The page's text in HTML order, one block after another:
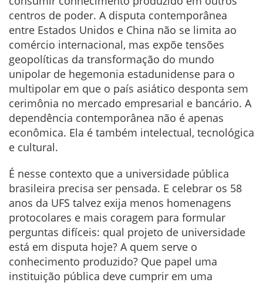
centros de poder. A disputa contemporânea
entre Estados Unidos e China não se limita ao
comércio internacional, mas expõe tensões
geopolíticas da transformação do mundo
unipolar de hegemonia estadunidense para o
multipolar em que o país asiático desponta sem
cerimônia no mercado empresarial e bancário. A
dependência contemporânea não é apenas
econômica. Ela é também intelectual, tecnológica
e cultural.
É nesse contexto que a universidade pública
brasileira precisa ser pensada. E celebrar os 58
anos da UFS talvez exija menos homenagens
protocolares e mais coragem para formular
perguntas difíceis: qual projeto de universidade
está em disputa hoje? A quem serve o
conhecimento produzido? Que papel uma
instituição pública deve cumprir em uma